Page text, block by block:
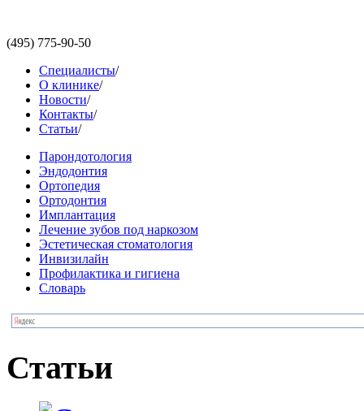
(495) 775-90-50
Специалисты/
О клинике/
Новости/
Контакты/
Статьи/
Парондотология
Эндодонтия
Ортопедия
Ортодонтия
Имплантация
Лечение зубов под наркозом
Эстетическая стоматология
Инвизилайн
Профилактика и гигиена
Словарь
Статьи